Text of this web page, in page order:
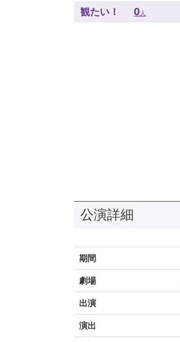
観たい！ 0 人
公演詳細
期間
劇場
出演
演出